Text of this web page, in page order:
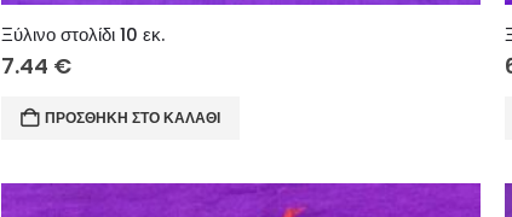
Ξύλινο στολίδι 10 εκ.
7.44 €
ΠΡΟΣΘΉΚΗ ΣΤΟ ΚΑΛΆΘΙ